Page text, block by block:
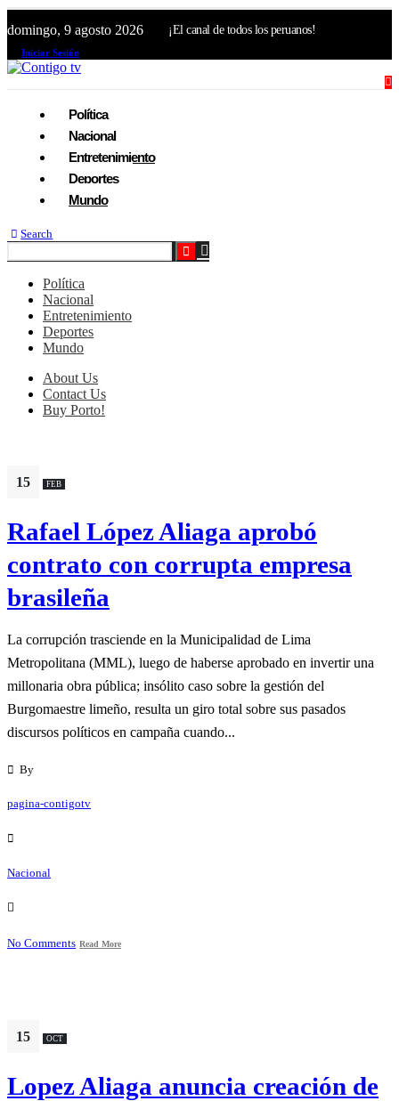
domingo, 9 agosto 2026 ¡El canal de todos los peruanos!
Iniciar Sesión
Política
Nacional
Entretenimiento
Deportes
Mundo
Search
Política
Nacional
Entretenimiento
Deportes
Mundo
About Us
Contact Us
Buy Porto!
15 FEB
Rafael López Aliaga aprobó
contrato con corrupta empresa
brasileña
La corrupción trasciende en la Municipalidad de Lima
Metropolitana (MML), luego de haberse aprobado en invertir una
millonaria obra pública; insólito caso sobre la gestión del
Burgomaestre limeño, resulta un giro total sobre sus pasados
discursos políticos en campaña cuando...
By
pagina-contigotv
Nacional
No Comments Read More
15 OCT
Lopez Aliaga anuncia creación de